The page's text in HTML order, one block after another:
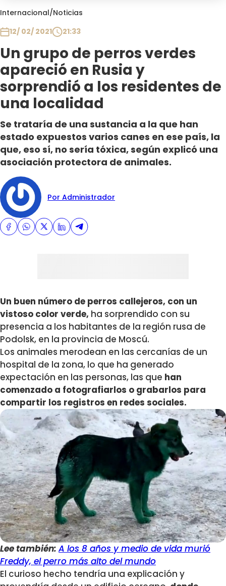
Internacional/Noticias
12/ 02/ 2021
21:33
Un grupo de perros verdes
apareció en Rusia y
sorprendió a los residentes de
una localidad
Se trataría de una sustancia a la que han
estado expuestos varios canes en ese país, la
que, eso sí, no sería tóxica, según explicó una
asociación protectora de animales.
Por Administrador
Un buen número de perros callejeros, con un
vistoso color verde, ha sorprendido con su
presencia a los habitantes de la región rusa de
Podolsk, en la provincia de Moscú.
Los animales merodean en las cercanías de un
hospital de la zona, lo que ha generado
expectación en las personas, las que han
comenzado a fotografiarlos o grabarlos para
compartir los registros en redes sociales.
Lee también: A los 8 años y medio de vida murió
Freddy, el perro más alto del mundo
El curioso hecho tendría una explicación y
Club De La Comedia
Plan Perfecto
El Tiempo
Sabingo
Todos Los Programas